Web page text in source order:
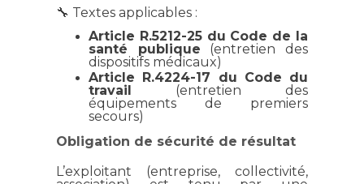
🔧 Textes applicables :
Article R.5212-25 du Code de la
santé publique (entretien des
dispositifs médicaux)
Article R.4224-17 du Code du
travail (entretien des
équipements de premiers
secours)
Obligation de sécurité de résultat
L’exploitant (entreprise, collectivité,